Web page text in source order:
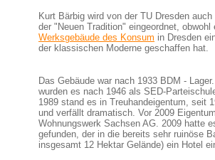
Kurt Bärbig wird von der TU Dresden
der "Neuen Tradition" eingeordnet, obwohl
Werksgebäude des Konsum in Dresden
der klassischen Moderne geschaffen hat.
Das Gebäude war nach 1933 BDM -
wurden es nach 1946 als SED-
1989 stand es in Treuhandeigentum, seit
und verfällt dramatisch. Vor 2009
Wohnungswerk Sachsen AG. 2009 hatte
gefunden, der in die bereits sehr ruinöse
insgesamt 12 Hektar Gelände) ein Hotel